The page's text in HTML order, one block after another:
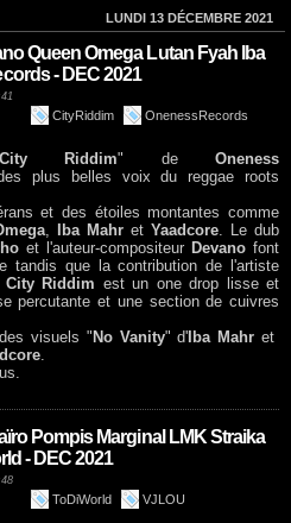
LUNDI 13 DÉCEMBRE 2021
Queen Omega Lutan Fyah Iba
- DEC 2021
CityRiddim OnenessRecords
City Riddim" de Oneness
plus belles voix du reggae roots
et des étoiles montantes comme
, Iba Mahr et Yaadcore. Le dub
et l'auteur-compositeur Devano font
tandis que la contribution de l'artiste
City Riddim est un one drop lisse et
percutante et une section de cuivres
visuels " No Vanity" d' Iba Mahret
.
Pompis Marginal LMK Straika
- DEC 2021
ToDiWorld VJLOU